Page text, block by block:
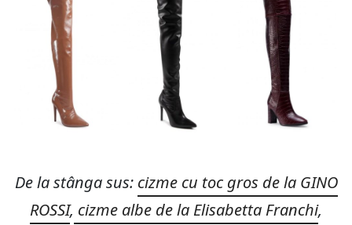
De la stânga sus: cizme cu toc gros de la GINO
ROSSI, cizme albe de la Elisabetta Franchi,